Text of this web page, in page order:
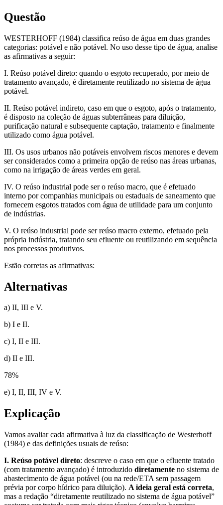
Questão
WESTERHOFF (1984) classifica reúso de água em duas grandes
categorias: potável e não potável. No uso desse tipo de água, analise
as afirmativas a seguir:
I. Reúso potável direto: quando o esgoto recuperado, por meio de
tratamento avançado, é diretamente reutilizado no sistema de água
potável.
II. Reúso potável indireto, caso em que o esgoto, após o tratamento,
é disposto na coleção de águas subterrâneas para diluição,
purificação natural e subsequente captação, tratamento e finalmente
utilizado como água potável.
III. Os usos urbanos não potáveis envolvem riscos menores e devem
ser considerados como a primeira opção de reúso nas áreas urbanas,
como na irrigação de áreas verdes em geral.
IV. O reúso industrial pode ser o reúso macro, que é efetuado
interno por companhias municipais ou estaduais de saneamento que
fornecem esgotos tratados com água de utilidade para um conjunto
de indústrias.
V. O reúso industrial pode ser reúso macro externo, efetuado pela
própria indústria, tratando seu efluente ou reutilizando em sequência
nos processos produtivos.
Estão corretas as afirmativas:
Alternativas
a) II, III e V.
b) I e II.
c) I, II e III.
d) II e III.
78%
e) I, II, III, IV e V.
Explicação
Vamos avaliar cada afirmativa à luz da classificação de Westerhoff
(1984) e das definições usuais de reúso:
I. Reúso potável direto: descreve o caso em que o efluente tratado
(com tratamento avançado) é introduzido diretamente no sistema de
abastecimento de água potável (ou na rede/ETA sem passagem
prévia por corpo hídrico para diluição). A ideia geral está correta,
mas a redação “diretamente reutilizado no sistema de água potável”